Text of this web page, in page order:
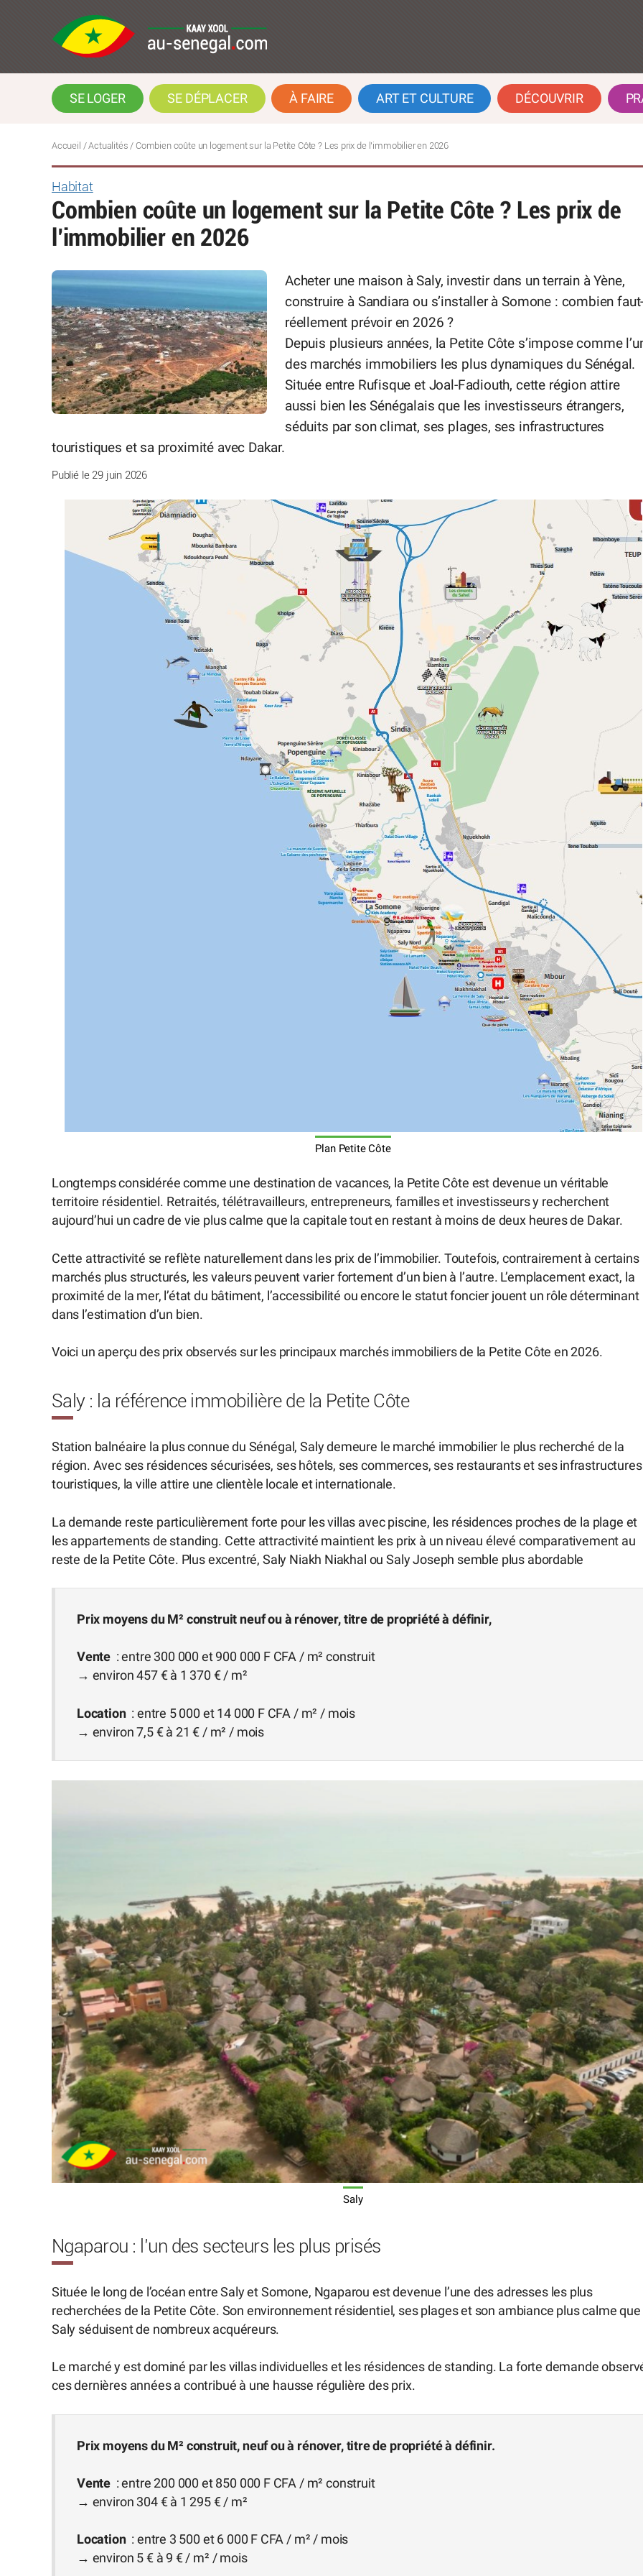
SE LOGER SE DÉPLACER À FAIRE ART ET CULTURE DÉCOUVRIR
Accueil /Actualités / Combien coûte un logement sur la Petite Côte ? Les prix de l’immobilier en 2026
Habitat
Combien coûte un logement sur la Petite Côte ? Les prix de
l’immobilier en 2026
Acheter une maison à Saly, investir dans un terrain à Yène,
construire à Sandiara ou s’installer à Somone : combien
réellement prévoir en 2026 ?
Depuis plusieurs années, la Petite Côte s’impose comme
des marchés immobiliers les plus dynamiques du Sénégal.
Située entre Rufisque et Joal-Fadiouth, cette région attire
aussi bien les Sénégalais que les investisseurs étrangers,
séduits par son climat, ses plages, ses infrastructures
touristiques et sa proximité avec Dakar.
Publié le 29 juin 2026
Plan Petite Côte
Longtemps considérée comme une destination de vacances, la Petite Côte est devenue un véritable
territoire résidentiel. Retraités, télétravailleurs, entrepreneurs, familles et investisseurs y recherchent
aujourd’hui un cadre de vie plus calme que la capitale tout en restant à moins de deux heures de Dakar.
Cette attractivité se reflète naturellement dans les prix de l’immobilier. Toutefois, contrairement à certains
marchés plus structurés, les valeurs peuvent varier fortement d’un bien à l’autre. L’emplacement exact, la
proximité de la mer, l’état du bâtiment, l’accessibilité ou encore le statut foncier jouent un rôle déterminant
dans l’estimation d’un bien.
Voici un aperçu des prix observés sur les principaux marchés immobiliers de la Petite Côte en 2026.
Saly : la référence immobilière de la Petite Côte
Station balnéaire la plus connue du Sénégal, Saly demeure le marché immobilier le plus recherché de la
région. Avec ses résidences sécurisées, ses hôtels, ses commerces, ses restaurants et ses infrastructures
touristiques, la ville attire une clientèle locale et internationale.
La demande reste particulièrement forte pour les villas avec piscine, les résidences proches de la plage et
les appartements de standing. Cette attractivité maintient les prix à un niveau élevé comparativement au
reste de la Petite Côte. Plus excentré, Saly Niakh Niakhal ou Saly Joseph semble plus abordable
Prix moyens du M² construit neuf ou à rénover, titre de propriété à définir,
Vente : entre 300 000 et 900 000 F CFA / m² construit
→ environ 457 € à 1 370 € / m²
Location : entre 5 000 et 14 000 F CFA / m² / mois
→ environ 7,5 € à 21 € / m² / mois
Saly
Ngaparou : l’un des secteurs les plus prisés
Située le long de l’océan entre Saly et Somone, Ngaparou est devenue l’une des adresses les plus
recherchées de la Petite Côte. Son environnement résidentiel, ses plages et son ambiance plus calme que
Saly séduisent de nombreux acquéreurs.
Le marché y est dominé par les villas individuelles et les résidences de standing. La forte demande
ces dernières années a contribué à une hausse régulière des prix.
Prix moyens du M² construit, neuf ou à rénover, titre de propriété à définir.
Vente : entre 200 000 et 850 000 F CFA / m² construit
→ environ 304 € à 1 295 € / m²
Location : entre 3 500 et 6 000 F CFA / m² / mois
→ environ 5 € à 9 € / m² / mois